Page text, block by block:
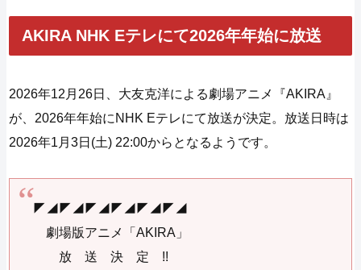
AKIRA NHK Eテレにて2026年年始に放送
2026年12月26日、大友克洋による劇場アニメ『AKIRA』
が、2026年年始にNHK Eテレにて放送が決定。放送日時は
2026年1月3日(土) 22:00からとなるようです。
◤◢◤◢◤◢◤◢◤◢◤◢
劇場版アニメ「AKIRA」
放 送 決 定 !!